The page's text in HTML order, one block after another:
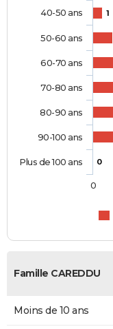
1
0
40-50 ans
50-60 ans
60-70 ans
70-80 ans
80-90 ans
90-100 ans
Plus de 100 ans
0
Famille CAREDDU
Moins de 10 ans